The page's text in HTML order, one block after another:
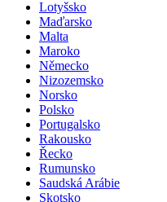
Lotyšsko
Maďarsko
Malta
Maroko
Německo
Nizozemsko
Norsko
Polsko
Portugalsko
Rakousko
Řecko
Rumunsko
Saudská Arábie
Skotsko